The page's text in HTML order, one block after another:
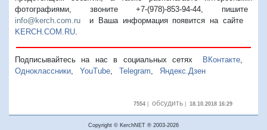
фотографиями, звоните +7-(978)-853-94-44, пишите
info@kerch.com.ru и Ваша информация появится на сайте
KERCH.COM.RU
Подписывайтесь на нас в социальных сетях ВКонтакте,
Одноклассники
YouTube Telegram Яндекс.Дзен
7554| обсудить| 18.10.2018 16:29
Copyright © KerchNET ® 2003-2026